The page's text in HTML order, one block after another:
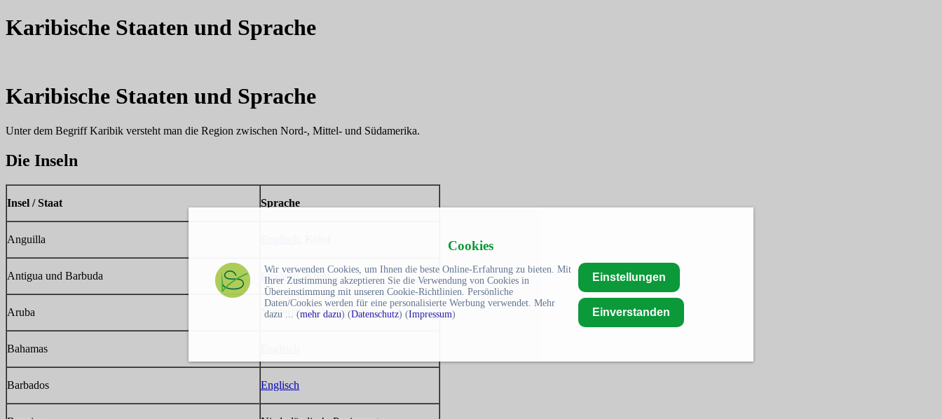
Cookies
Wir verwenden Cookies, um Ihnen die beste Online-Erfahrung zu bieten. Mit
Ihrer Zustimmung akzeptieren Sie die Verwendung von Cookies in
Übereinstimmung mit unseren Cookie-Richtlinien. Persönliche
Daten/Cookies werden für eine personalisierte Werbung verwendet. Mehr
dazu ... (mehr dazu) (Datenschutz) (Impressum)
Einstellungen
Einverstanden
Karibische Staaten und Sprache
Karibische Staaten und Sprache
Unter dem Begriff Karibik versteht man die Region zwischen Nord-, Mittel- und Südamerika.
Die Inseln
Insel / Staat Sprache
Anguilla
Antigua und Barbuda Englisch, Kréol
Aruba Niederländisch, Papiamentu
Bahamas
Barbados Englisch